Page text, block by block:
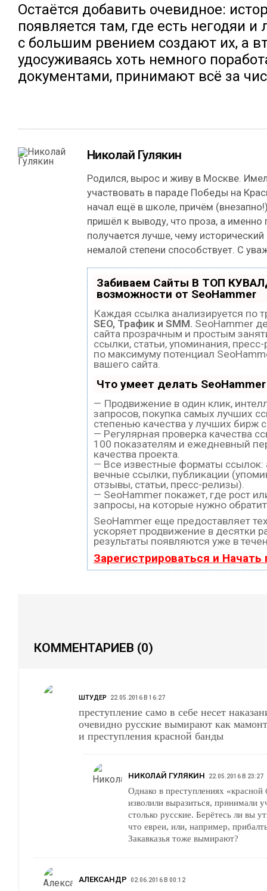
Остаётся добавить очевидное:
появляется там, где есть негодяи
с большим рвением создают их, а
удосуживаясь хоть немного
документами, принимают всё за
Николай Гулякин
Родился, вырос и живу в Москве.
участвовать в параде Победы на
начал ещё в школе, причём
пришёл к выводу, что проза, а именно
получается лучше, чему
немалой степени способствует. С
Забиваем Сайты В ТОП
возможности от SeoHammer
Каждая ссылка анализируется по
SEO, Трафик и SMM. SeoHammer
сайта прозрачным и простым
ссылки, статьи, упоминания,
по максимуму потенциал
вашего сайта.
Что умеет делать SeoHammer
— Продвижение в один клик,
запросов, покупка самых лучших
степенью качества у лучших бирж
— Регулярная проверка качества
100 показателям и ежедневный
качества проекта.
— Все известные форматы ссылок:
вечные ссылки, публикации
отзывы, статьи, пресс-релизы).
— SeoHammer покажет, где рост
запросы, на которые нужно
SeoHammer еще предоставляет
ускоряет продвижение в десятки
результаты появляются уже в
Зарегистрироваться и
КОММЕНТАРИЕВ (0)
ШТУДЕР 22.05.2016 В 16:27
преступление само в себе несет наказание так что все
очевидно русские вымирают как мамонты за богоборчество
и преступления красной банды
НИКОЛАЙ ГУЛЯКИН 22.05.2016 В 23:27
Однако в преступлениях
изволили выразиться, принимали
столько русские. Берётесь ли вы
что евреи, или, например,
Закавказья тоже вымирают?
АЛЕКСАНДР 02.06.2016 В 00:12